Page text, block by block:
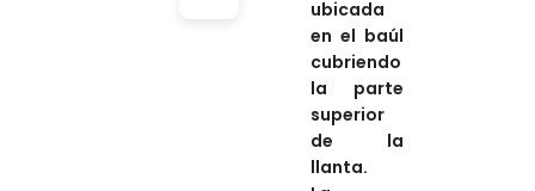
ubicada
en el baúl
cubriendo
la parte
superior
de la
llanta.